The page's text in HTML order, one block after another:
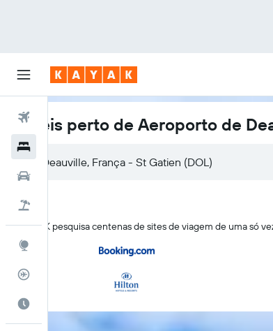
Voos
Rastreador de voos
Hotéis perto de Aeroporto de
O KAYAK pesquisa centenas de sites de viagem de uma só